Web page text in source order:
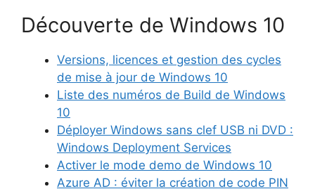
Découverte de Windows 10
Versions, licences et gestion des cycles
de mise à jour de Windows 10
Liste des numéros de Build de Windows
10
Déployer Windows sans clef USB ni DVD :
Windows Deployment Services
Activer le mode demo de Windows 10
Azure AD : éviter la création de code PIN